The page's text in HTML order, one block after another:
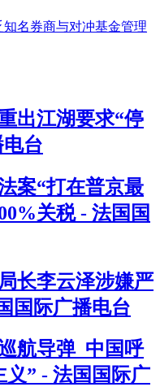
出江湖要求“停
台
案“打在普京最
关税 - 法国国
长李云泽涉嫌严
国际广播电台
航导弹 中国呼
义” - 法国国际广